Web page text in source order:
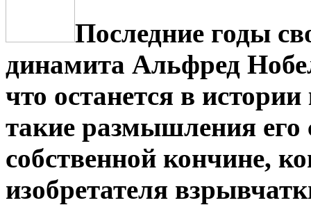
Последние годы
динамита Альфред
что останется в
такие размышления его
собственной кончине,
изобретателя